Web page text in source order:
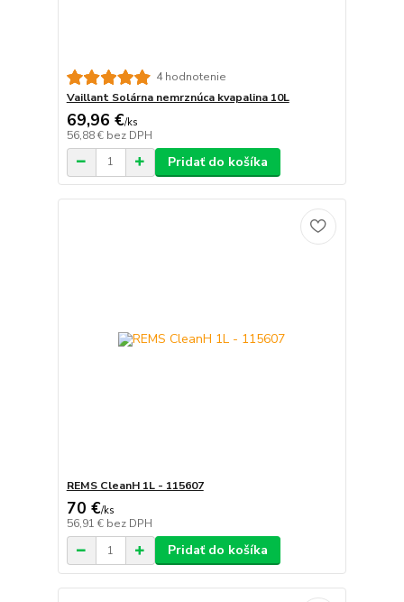
4 hodnotenie
Vaillant Solárna nemrznúca kvapalina 10L
69,96 €/ks
56,88 € bez DPH
Pridať do košíka
REMS CleanH 1L - 115607
70 €/ks
56,91 € bez DPH
Pridať do košíka